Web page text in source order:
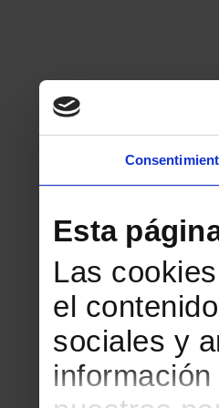
Esta
Las
el
sociales y